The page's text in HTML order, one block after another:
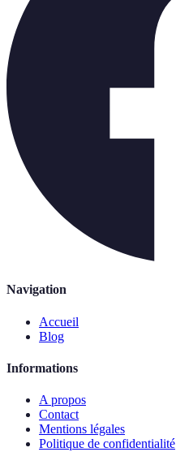
Navigation
Accueil
Blog
Informations
A propos
Contact
Mentions légales
Politique de confidentialité